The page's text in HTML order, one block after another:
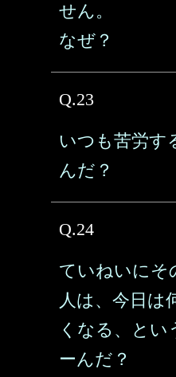
せん。
なぜ？
Q.23
いつも苦労す
んだ？
Q.24
ていねいにそ
人は、今日は
くなる、とい
ーんだ？